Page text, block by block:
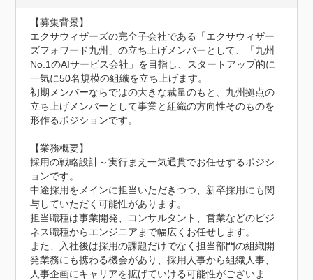
【募集背景】
エクサウィザーズの完全子会社である「エクサウィザー
ズフォワード九州」の立ち上げメンバーとして、「九州
No.1のAIサービス会社」を目指し、スタートアップ的に
一気に50名規模の組織を立ち上げます。
初期メンバーならではの大きな裁量のもと、九州拠点の
立ち上げメンバーとして事業と組織の方向性そのものを
形作るポジションです。
【業務概要】
採用の戦略設計～実行まえ一気通貫でお任せするポジシ
ョンです。
中途採用をメインに担当いただきつつ、新卒採用にも関
与していただく可能性があります。
担当職種は事業開発、コンサルタント、営業などのビジ
ネス職種からエンジニアまで幅広くお任せします。
また、入社後は採用の課題だけでなく担当部門の組織開
発業務にも携わる機会があり、採用人事から組織人事、
人事企画にキャリアを拡げていける可能性がございま